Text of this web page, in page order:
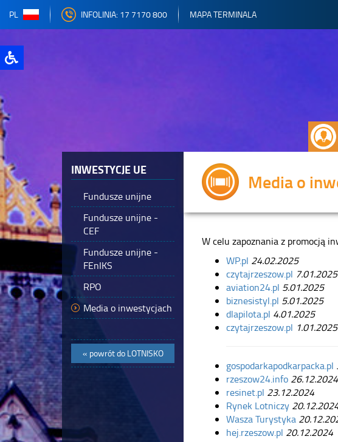
PL INFOLINIA: 17 7170 800 MAPA TERMINALA
INWESTYCJE UE
Fundusze unijne
Fundusze unijne -
CEF
Fundusze unijne -
FEnIKS
RPO
Media o inwestycjach
« powrót do LOTNISKO
Media o
W celu zapoznania z promocją
WP.pl 24.02.2025
czytajrzeszow.pl 7.01.2025
aviation24.pl 5.01.2025
biznesistyl.pl 5.01.2025
dlapilota.pl 4.01.2025
czytajrzeszow.pl 1.01.2025
gospodarkapodkarpacka.pl
rzeszow24.info 26.12.2024
resinet.pl 23.12.2024
Rynek Lotniczy
Wasza Turystyka
hej.rzeszow.pl 20.12.2024